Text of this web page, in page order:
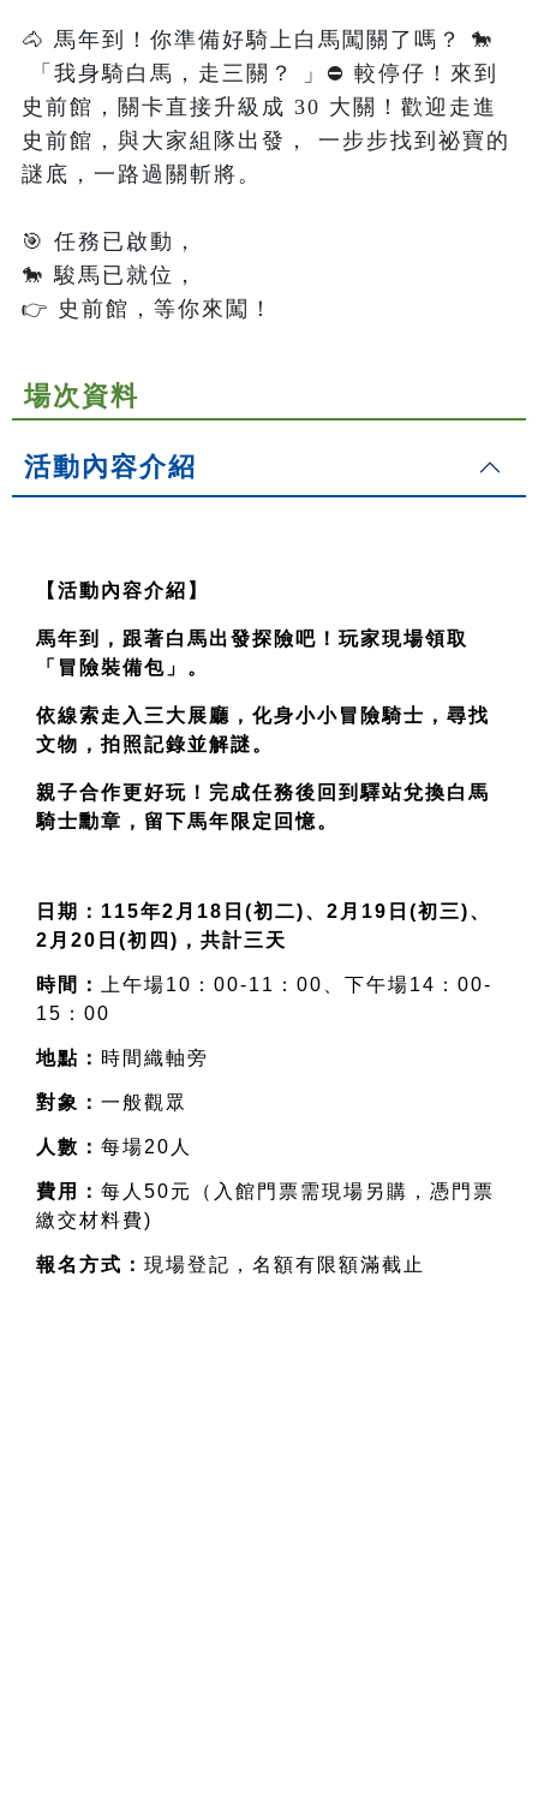
🐴 馬年到！你準備好騎上白馬闖關了嗎？ 🐎
史前館，關卡直接升級成 30 大關！歡迎走進
史前館，與大家組隊出發， 一步步找到祕寶的
謎底，一路過關斬將。
🎯 任務已啟動，
🐎 駿馬已就位，
場次資料
活動內容介紹
【活動內容介紹】
馬年到，跟著白馬出發探險吧！玩家現場領取
「冒險裝備包」。
依線索走入三大展廳，化身小小冒險騎士，尋找
文物，拍照記錄並解謎。
親子合作更好玩！完成任務後回到驛站兌換白馬
騎士勳章，留下馬年限定回憶。
日期： 115年2月18日(初二)、2月19日(初三)、
2月20日(初四)，共計三天
時間：
上午場10：00-11：00、下午場14：00-
15：00
地點： 時間織軸旁
對象： 一般觀眾
人數： 每場20人
費用： 每人50元（入館門票需現場另購，憑門票
繳交材料費)
報名方式： 現場登記，名額有限額滿截止